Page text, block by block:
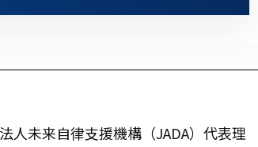
人未来自律支援機構（JADA）代表理